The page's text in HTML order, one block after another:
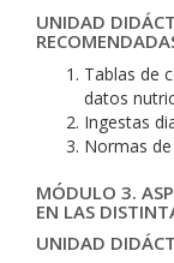
UNIDAD
Tablas de
datos
Ingestas
Normas
MÓDULO 3.
EN LAS
UNIDAD